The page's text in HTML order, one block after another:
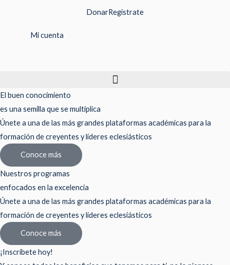
contenido
DonarRegistrate
Mi cuenta
El buen conocimiento
es una semilla que se multiplica
Únete a una de las más grandes plataformas académicas para la
formación de creyentes y líderes eclesiásticos
Conoce más
Nuestros programas
enfocados en la excelencia
Únete a una de las más grandes plataformas académicas para la
formación de creyentes y líderes eclesiásticos
Conoce más
¡Inscríbete hoy!